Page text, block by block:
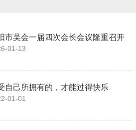
市吴会一届四次会长会议隆重召开
01-13
自己所拥有的，才能过得快乐
01-01